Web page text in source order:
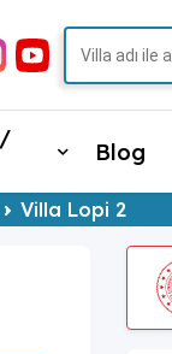
Blog
Villa Lopi 2